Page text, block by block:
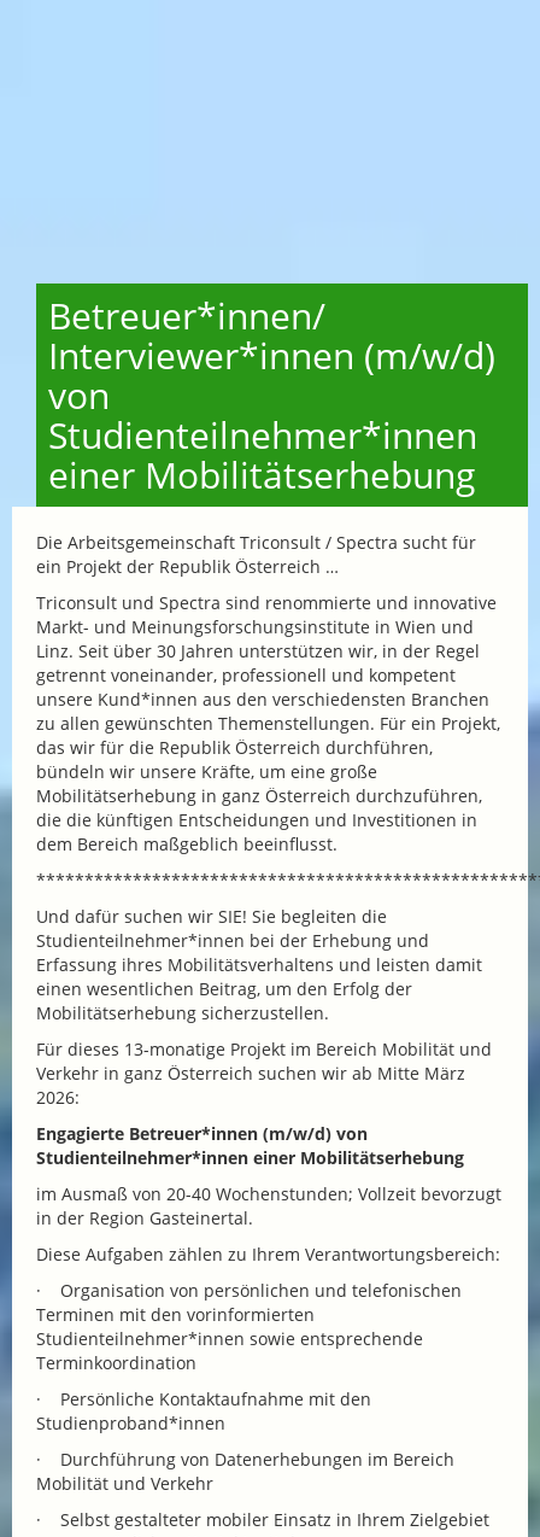
Betreuer*innen/
Interviewer*innen (m/w/d)
von
Studienteilnehmer*innen
einer Mobilitätserhebung
Die Arbeitsgemeinschaft Triconsult / Spectra sucht für
ein Projekt der Republik Österreich …
Triconsult und Spectra sind renommierte und innovative
Markt- und Meinungsforschungsinstitute in Wien und
Linz. Seit über 30 Jahren unterstützen wir, in der Regel
getrennt voneinander, professionell und kompetent
unsere Kund*innen aus den verschiedensten Branchen
zu allen gewünschten Themenstellungen. Für ein Projekt,
das wir für die Republik Österreich durchführen,
bündeln wir unsere Kräfte, um eine große
Mobilitätserhebung in ganz Österreich durchzuführen,
die die künftigen Entscheidungen und Investitionen in
dem Bereich maßgeblich beeinflusst.
Und dafür suchen wir SIE! Sie begleiten die
Studienteilnehmer*innen bei der Erhebung und
Erfassung ihres Mobilitätsverhaltens und leisten damit
einen wesentlichen Beitrag, um den Erfolg der
Mobilitätserhebung sicherzustellen.
Für dieses 13-monatige Projekt im Bereich Mobilität und
Verkehr in ganz Österreich suchen wir ab Mitte März
2026:
Engagierte Betreuer*innen (m/w/d) von
Studienteilnehmer*innen einer Mobilitätserhebung
im Ausmaß von 20-40 Wochenstunden; Vollzeit bevorzugt
in der Region Gasteinertal.
Diese Aufgaben zählen zu Ihrem Verantwortungsbereich:
· Organisation von persönlichen und telefonischen
Terminen mit den vorinformierten
Studienteilnehmer*innen sowie entsprechende
Terminkoordination
· Persönliche Kontaktaufnahme mit den
Studienproband*innen
· Durchführung von Datenerhebungen im Bereich
Mobilität und Verkehr
· Selbst gestalteter mobiler Einsatz in Ihrem Zielgebiet